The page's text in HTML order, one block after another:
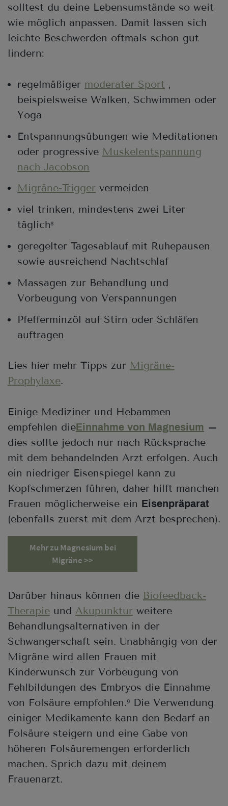
solltest du deine Lebensumstände so weit
wie möglich anpassen. Damit lassen sich
leichte Beschwerden oftmals schon gut
lindern:
regelmäßiger moderater Sport ,
beispielsweise Walken, Schwimmen oder
Yoga
Entspannungsübungen wie Meditationen
oder progressive Muskelentspannung
nach Jacobson
Migräne-Trigger vermeiden
viel trinken, mindestens zwei Liter
täglich8
geregelter Tagesablauf mit Ruhepausen
sowie ausreichend Nachtschlaf
Massagen zur Behandlung und
Vorbeugung von Verspannungen
Pfefferminzöl auf Stirn oder Schläfen
auftragen
Lies hier mehr Tipps zur Migräne-
Prophylaxe.
Einige Mediziner und Hebammen
empfehlen dieEinnahme von Magnesium –
dies sollte jedoch nur nach Rücksprache
mit dem behandelnden Arzt erfolgen. Auch
ein niedriger Eisenspiegel kann zu
Kopfschmerzen führen, daher hilft manchen
Frauen möglicherweise ein Eisenpräparat
(ebenfalls zuerst mit dem Arzt besprechen).
Mehr zu Magnesium bei
Migräne >>
Darüber hinaus können die Biofeedback-
Therapie und Akupunktur weitere
Behandlungsalternativen in der
Schwangerschaft sein. Unabhängig von der
Migräne wird allen Frauen mit
Kinderwunsch zur Vorbeugung von
Fehlbildungen des Embryos die Einnahme
von Folsäure empfohlen.9
Die Verwendung
einiger Medikamente kann den Bedarf an
Folsäure steigern und eine Gabe von
höheren Folsäuremengen erforderlich
machen. Sprich dazu mit deinem
Frauenarzt.